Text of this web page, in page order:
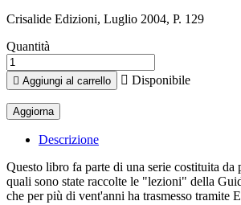
Crisalide Edizioni, Luglio 2004, P. 129
Quantità
 Aggiungi al carrello  Disponibile
Descrizione
Questo libro fa parte di una serie costituita
quali sono state raccolte le "lezioni" della
che per più di vent'anni ha trasmesso tramite